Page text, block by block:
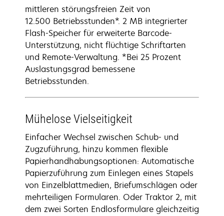
mittleren störungsfreien Zeit von
12.500 Betriebsstunden*. 2 MB integrierter
Flash-Speicher für erweiterte Barcode-
Unterstützung, nicht flüchtige Schriftarten
und Remote-Verwaltung. *Bei 25 Prozent
Auslastungsgrad bemessene
Betriebsstunden.
Mühelose Vielseitigkeit
Einfacher Wechsel zwischen Schub- und
Zugzuführung, hinzu kommen flexible
Papierhandhabungsoptionen: Automatische
Papierzuführung zum Einlegen eines Stapels
von Einzelblattmedien, Briefumschlägen oder
mehrteiligen Formularen. Oder Traktor 2, mit
dem zwei Sorten Endlosformulare gleichzeitig